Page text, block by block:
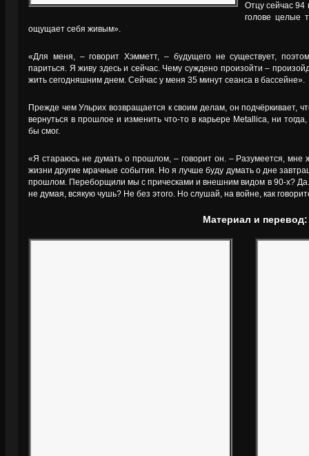
Отцу сейчас 94
голове целые
ощущает себя живым».
«Для меня, – говорит Хэмметт, – будущего не существует,
париться. Я живу здесь и сейчас. Чему суждено произойти –
жить сегодняшним днем. Сейчас у меня 35 минут сеанса в бассейне».
Прежде чем Ульрих возвращается к своим делам, он подчёркивает,
вернуться в прошлое и изменить что-то в карьере Metallica, ни
бы смог.
«Я стараюсь не думать о прошлом, – говорит он. – Разумеется,
жизни другие мрачные события. Но я лучше буду думать о дне
прошлом. Переборщили мы с прическами и внешним видом в 90-х?
не думая, всякую чушь? Не без этого. Но слушай, на войне, как
Материал и перевод: